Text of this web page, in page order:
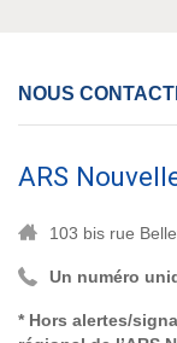
NOUS
ARS
103 bis rue
Un numéro
* Hors alertes/